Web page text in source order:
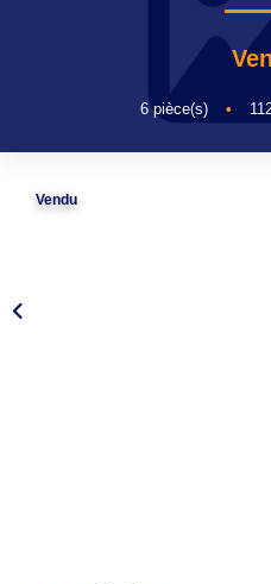
NOTRE
6pièce(s) •
Vendu